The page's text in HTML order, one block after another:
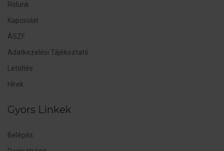
Rólunk
Kapcsolat
ÁSZF
Adatkezelési Tájékoztató
Letöltés
Hírek
Gyors Linkek
Belépés